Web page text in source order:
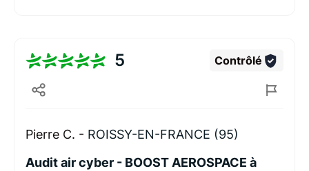
5 Contrôlé
Pierre C. - ROISSY-EN-FRANCE (95)
Audit air cyber - BOOST AEROSPACE à